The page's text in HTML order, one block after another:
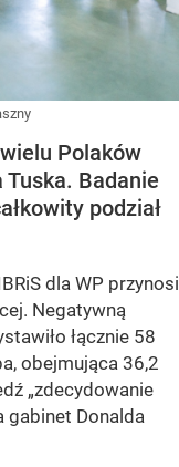
Polaków
Badanie
podział
dla WP przynosi
Negatywną
łącznie 58
obejmująca 36,2
„zdecydowanie
gabinet Donalda